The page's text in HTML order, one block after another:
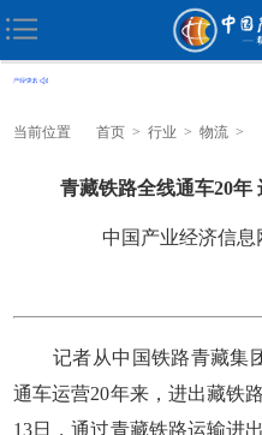
当前位置 首页 > 行业 > 物流 >
青藏铁路全线通车20年
中国产业经济信
记者从中国铁路青藏集
通车运营20年来，进出藏铁
13日，通过青藏铁路运输进